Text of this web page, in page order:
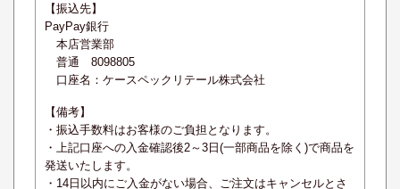
【振込先】
PayPay銀行
本店営業部
普通 8098805
口座名：ケースペックリテール株式会社
【備考】
・振込手数料はお客様のご負担となります。
・上記口座への入金確認後2～3日(一部商品を除く)で商品を
発送いたします。
・14日以内にご入金がない場合、ご注文はキャンセルとさ